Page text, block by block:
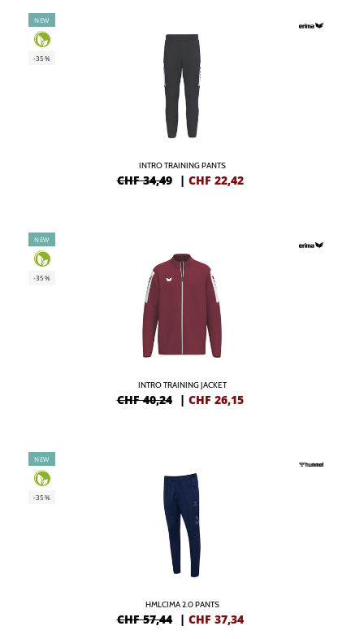
NEW
-35%
INTRO TRAINING PANTS
CHF 34,49 | CHF 22,42
NEW
-35%
INTRO TRAINING JACKET
CHF 40,24 | CHF 26,15
NEW
-35%
HMLCIMA 2.0 PANTS
CHF 57,44 | CHF 37,34